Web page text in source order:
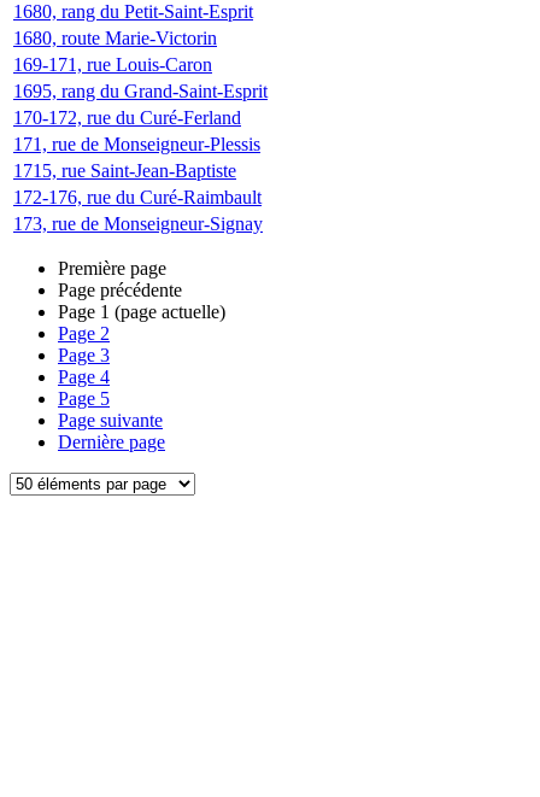
1680, rang du Petit-Saint-Esprit
1680, route Marie-Victorin
169-171, rue Louis-Caron
1695, rang du Grand-Saint-Esprit
170-172, rue du Curé-Ferland
171, rue de Monseigneur-Plessis
1715, rue Saint-Jean-Baptiste
172-176, rue du Curé-Raimbault
173, rue de Monseigneur-Signay
Première page
Page précédente
Page 1 (page actuelle)
Page 2
Page 3
Page 4
Page 5
Page suivante
Dernière page